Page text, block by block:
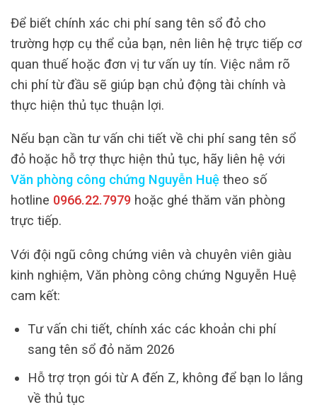
Để biết chính xác chi phí sang tên sổ đỏ cho
trường hợp cụ thể của bạn, nên liên hệ trực tiếp cơ
quan thuế hoặc đơn vị tư vấn uy tín. Việc nắm rõ
chi phí từ đầu sẽ giúp bạn chủ động tài chính và
thực hiện thủ tục thuận lợi.
Nếu bạn cần tư vấn chi tiết về chi phí sang tên sổ
đỏ hoặc hỗ trợ thực hiện thủ tục, hãy liên hệ với
Văn phòng công chứng Nguyễn Huệ theo số
hotline 0966.22.7979 hoặc ghé thăm văn phòng
trực tiếp.
Với đội ngũ công chứng viên và chuyên viên giàu
kinh nghiệm, Văn phòng công chứng Nguyễn Huệ
cam kết:
Tư vấn chi tiết, chính xác các khoản chi phí
sang tên sổ đỏ năm 2026
Hỗ trợ trọn gói từ A đến Z, không để bạn lo lắng
về thủ tục